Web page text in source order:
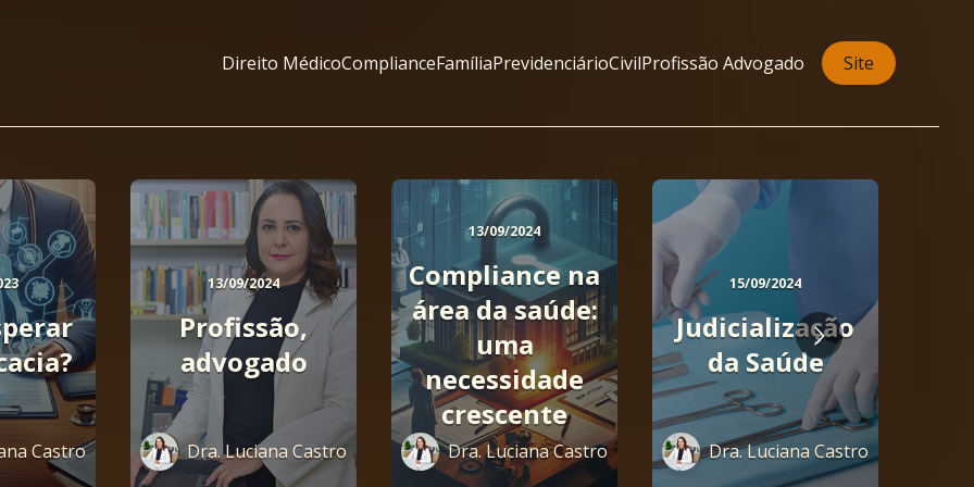
Direito MédicoComplianceFamíliaPrevidenciárioCivilProfissão Advogado Site
Castro
13/09/2024
Profissão,
advogado
Dra. Luciana Castro
13/09/2024
Compliance na
área da saúde:
uma
necessidade
crescente
Dra. Luciana Castro
15/09/2024
Judicialização
da Saúde
Dra. Luciana Castro